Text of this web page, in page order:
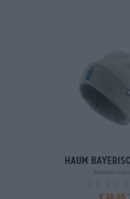
-
Haum
Bavarian Caps
€ 36,95